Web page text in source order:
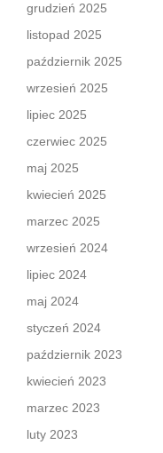
grudzień 2025
listopad 2025
październik 2025
wrzesień 2025
lipiec 2025
czerwiec 2025
maj 2025
kwiecień 2025
marzec 2025
wrzesień 2024
lipiec 2024
maj 2024
styczeń 2024
październik 2023
kwiecień 2023
marzec 2023
luty 2023